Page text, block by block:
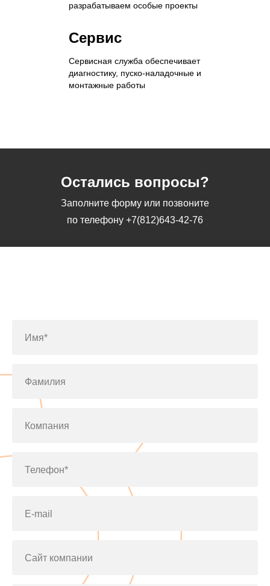
разрабатываем особые проекты
Сервис
Сервисная служба обеспечивает
диагностику, пуско-наладочные и
монтажные работы
Остались вопросы?
Заполните форму или позвоните
по телефону +7(812)643-42-76
Имя*
Фамилия
Компания
Телефон*
E-mail
Сайт компании